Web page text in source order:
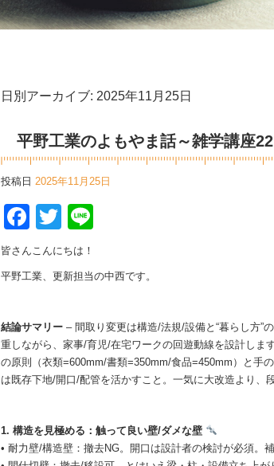
日別アーカイブ: 2025年11月25日
平野工業のよもやま話～雑学講座
投稿日 2025年11月25日
Facebook
Twitter
皆さんこんにちは！
平野工業、更新担当の中西です。
結論サマリー – 間取り変更は構造/法規/設備と“暮らし方”
重しながら、家事/育児/在宅ワークの回遊動線を設計します
の原則（衣類=600mm/書類=350mm/食品=450mm）と手
は既存下地/開口/配管を活かすこと。一気に大改造より、
1. 構造を見極める：触って良い壁/ダメな壁
• 耐力壁/構造壁：撤去NG。開口は設計者の検討が必須。